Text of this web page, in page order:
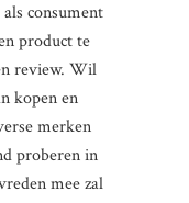
consument
product te
review. Wil
kopen en
merken
proberen in
mee zal